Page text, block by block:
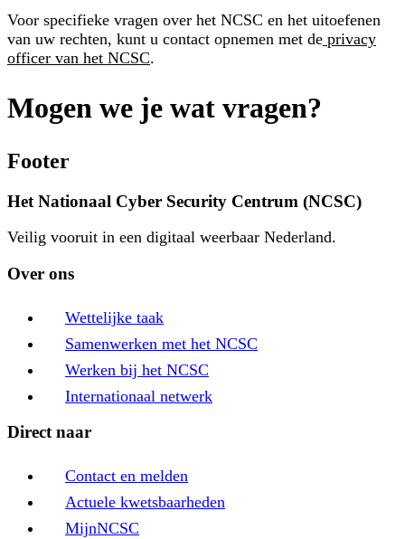
Voor specifieke vragen over het NCSC en het uitoefenen
van uw rechten, kunt u contact opnemen met de privacy
officer van het NCSC.
Mogen we je wat vragen?
Footer
Het Nationaal Cyber Security Centrum (NCSC)
Veilig vooruit in een digitaal weerbaar Nederland.
Over ons
Wettelijke taak
Samenwerken met het NCSC
Werken bij het NCSC
Internationaal netwerk
Direct naar
Contact en melden
Actuele kwetsbaarheden
MijnNCSC